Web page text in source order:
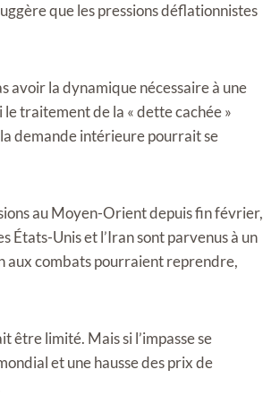
que les pressions déflationnistes
avoir la dynamique nécessaire à une
traitement de la « dette cachée »
demande intérieure pourrait se
au Moyen-Orient depuis fin février,
États-Unis et l’Iran sont parvenus à un
aux combats pourraient reprendre,
être limité. Mais si l’impasse se
et une hausse des prix de